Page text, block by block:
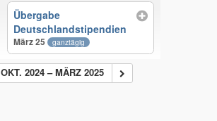
Übergabe
Deutschlandstipendien
März 25 ganztägig
OKT. 2024 – MÄRZ 2025